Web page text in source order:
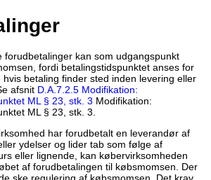
forudbetalinger kan som udgangspunkt
fordi betalingstidspunktet anses for
hvis betaling finder sted inden levering eller
afsnit D.A.7.2.5 Modifikation:
ML § 23, stk. 3 Modifikation:
ML § 23, stk. 3.
har forudbetalt en leverandør af
ydelser og lider tab som følge af
eller lignende, kan købervirksomheden
af forudbetalingen til købsmomsen. Der